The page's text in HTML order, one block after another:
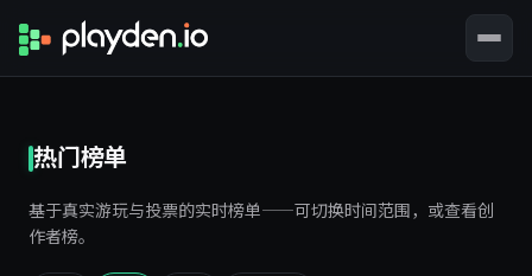
热门榜单
基于真实游玩与投票的实时榜单——可切换时间范围，或查看创
作者榜。